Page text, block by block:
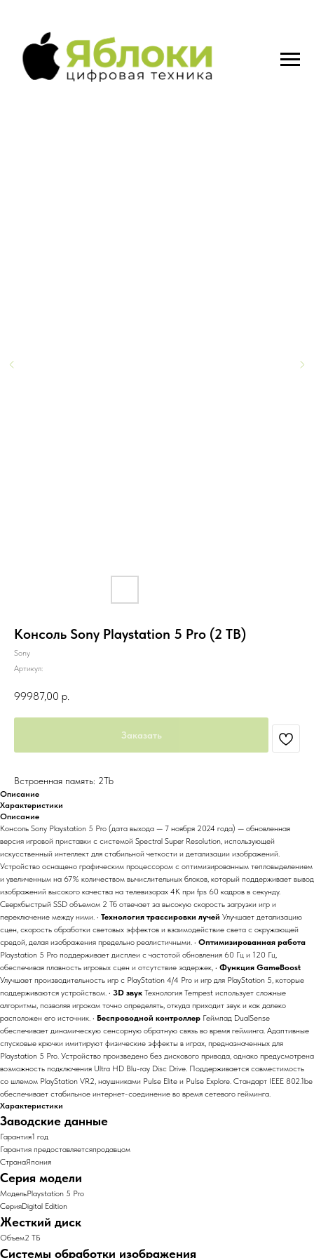
Консоль Sony Playstation 5 Pro (2 TB)
Sony
Артикул:
99987,00 р.
Заказать
Встроенная память: 2Тb
Описание
Характеристики
Описание
Консоль Sony Playstation 5 Pro (дата выхода — 7 ноября 2024 года) — обновленная
версия игровой приставки с системой Spectral Super Resolution, использующей
искусственный интеллект для стабильной четкости и детализации изображений.
Устройство оснащено графическим процессором с оптимизированным тепловыделением
и увеличенным на 67% количеством вычислительных блоков, который поддерживает вывод
изображений высокого качества на телевизорах 4К при fps 60 кадров в секунду.
Сверхбыстрый SSD объемом 2 Тб отвечает за высокую скорость загрузки игр и
переключение между ними. • Технология трассировки лучей Улучшает детализацию
сцен, скорость обработки световых эффектов и взаимодействие света с окружающей
средой, делая изображения предельно реалистичными. • Оптимизированная работа
Playstation 5 Pro поддерживает дисплеи с частотой обновления 60 Гц и 120 Гц,
обеспечивая плавность игровых сцен и отсутствие задержек, • Функция GameBoost
Улучшает производительность игр с PlayStation 4/4 Pro и игр для PlayStation 5, которые
поддерживаются устройством. • 3D звук Технология Tempest использует сложные
алгоритмы, позволяя игрокам точно определять, откуда приходит звук и как далеко
расположен его источник. • Беспроводной контроллер Геймпад DualSense
обеспечивает динамическую сенсорную обратную связь во время гейминга. Адаптивные
спусковые крючки имитируют физические эффекты в играх, предназначенных для
Playstation 5 Pro. Устройство произведено без дискового привода, однако предусмотрена
возможность подключения Ultra HD Blu-ray Disc Drive. Поддерживается совместимость
со шлемом PlayStation VR2, наушниками Pulse Elite и Pulse Explore. Стандарт IEEE 802.1be
обеспечивает стабильное интернет-соединение во время сетевого гейминга.
Характеристики
Заводские данные
Гарантия1 год
Гарантия предоставляетсяпродавцом
СтранаЯпония
Серия модели
МодельPlaystation 5 Pro
СерияDigital Edition
Жесткий диск
Объем2 ТБ
Системы обработки изображения